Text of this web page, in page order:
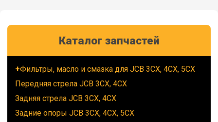
Каталог запчастей
Фильтры, масло и смазка для JCB 3CX, 4CX, 5CX
Передняя стрела JCB 3CX, 4CX
Задняя стрела JCB 3CX, 4CX
Задние опоры JCB 3CX, 4CX, 5CX